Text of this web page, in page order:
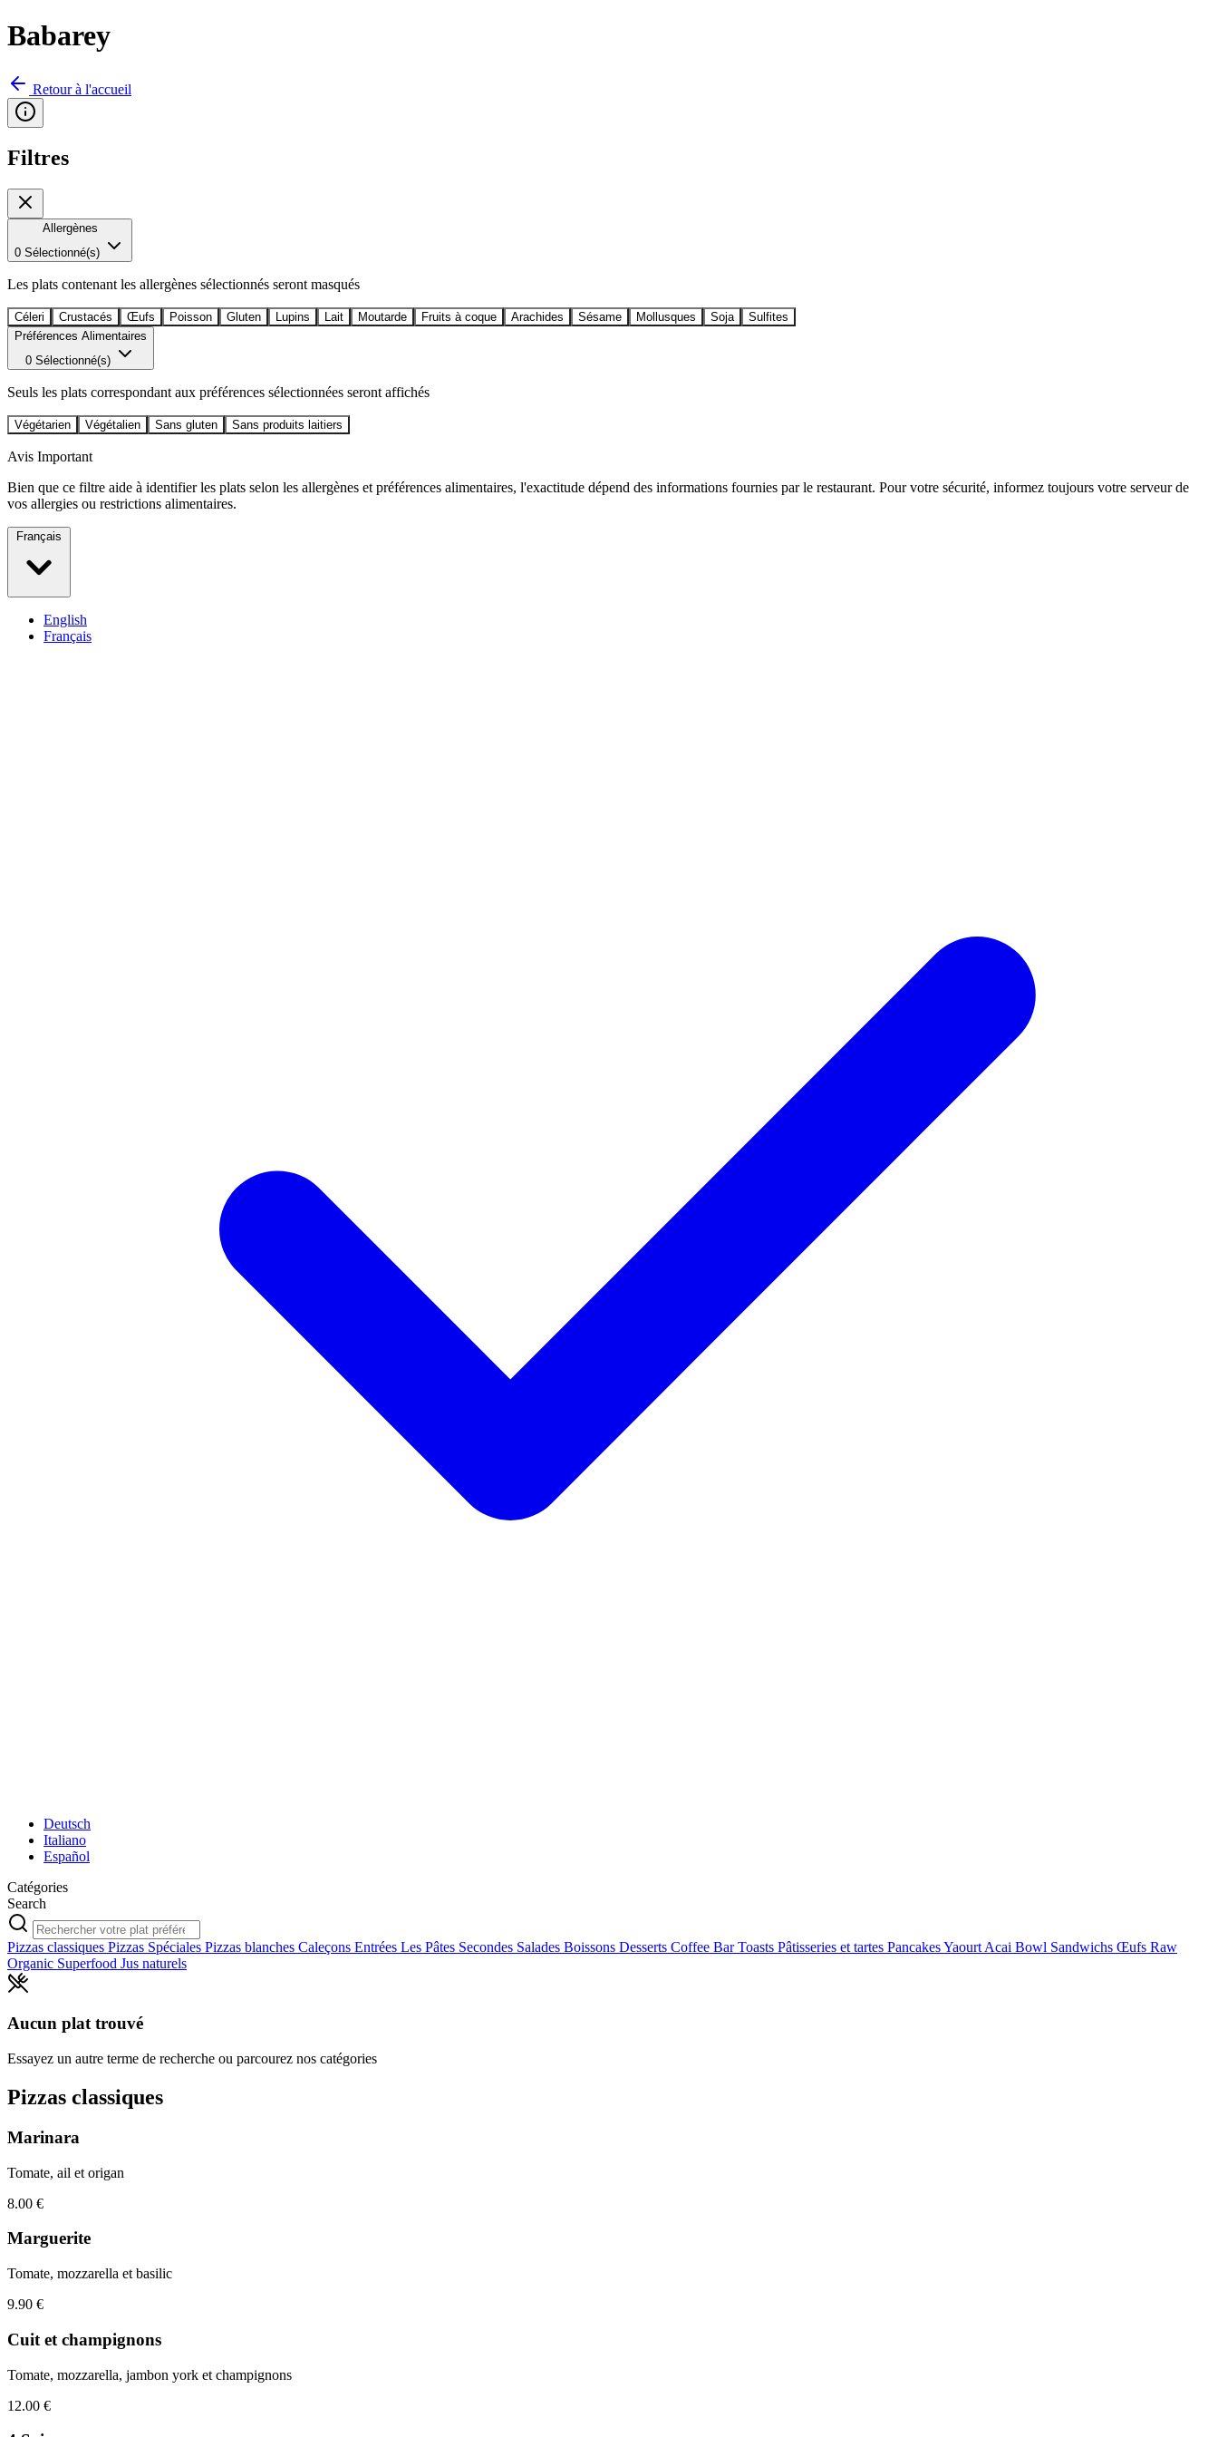
Babarey
Retour à l'accueil
Filtres
Allergènes
0 Sélectionné(s)
Les plats contenant les allergènes sélectionnés seront masqués
Céleri Crustacés Œufs Poisson Gluten Lupins Lait Moutarde Fruits à coque Arachides Sésame Mollusques Soja
Sulfites
Préférences Alimentaires
0 Sélectionné(s)
Seuls les plats correspondant aux préférences sélectionnées seront affichés
Végétarien Végétalien Sans gluten Sans produits laitiers
Avis Important
Bien que ce filtre aide à identifier les plats selon les allergènes et préférences alimentaires, l'exactitude dépend des informations fournies par le restaurant. Pour votre sécurité, informez toujours votre serveur de
vos allergies ou restrictions alimentaires.
Français
English
Français
Deutsch
Italiano
Español
Catégories
Search
Pizzas classiques Pizzas Spéciales Pizzas blanches Caleçons Entrées Les Pâtes Secondes Salades Boissons Desserts Coffee BarToasts Pâtisseries et tartes PancakesYaourt Acai Bowl Sandwichs Œufs Raw
Organic Superfood Jus naturels
Aucun plat trouvé
Essayez un autre terme de recherche ou parcourez nos catégories
Pizzas classiques
Marinara
Tomate, ail et origan
8.00 €
Marguerite
Tomate, mozzarella et basilic
9.90 €
Cuit et champignons
Tomate, mozzarella, jambon york et champignons
12.00 €